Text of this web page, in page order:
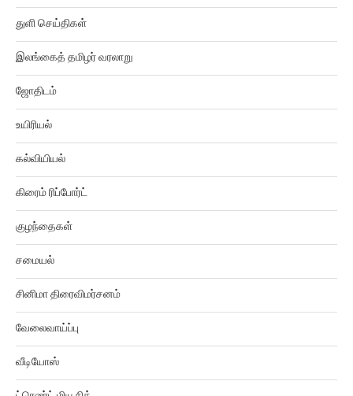
துளி செய்திகள்
இலங்கைத் தமிழர் வரலாறு
ஜோதிடம்
உயிரியல்
கல்வியியல்
கிரைம் ரிப்போர்ட்
குழந்தைகள்
சமையல்
சினிமா திரைவிமர்சனம்
வேலைவாய்ப்பு
வீடியோஸ்
ட்ரெண்ட் மியூசிக்